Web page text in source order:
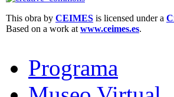
This obra by CEIMES is licensed under a
Based on a work at www.ceimes.es.
Programa